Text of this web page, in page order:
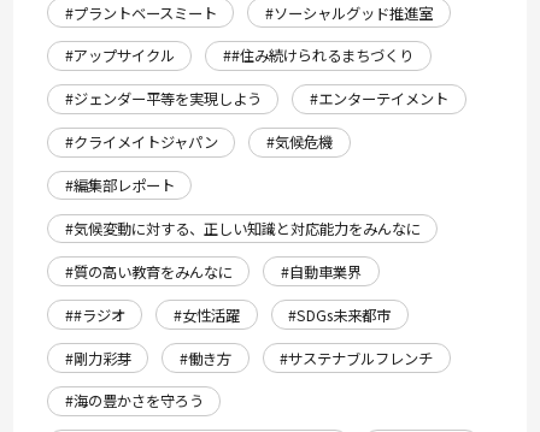
#プラントベースミート
#ソーシャルグッド推進室
#アップサイクル
##住み続けられるまちづくり
#ジェンダー平等を実現しよう
#エンターテイメント
#クライメイトジャパン
#気候危機
#編集部レポート
#気候変動に対する、正しい知識と対応能力をみんなに
#質の高い教育をみんなに
#自動車業界
##ラジオ
#女性活躍
#SDGs未来都市
#剛力彩芽
#働き方
#サステナブルフレンチ
#海の豊かさを守ろう